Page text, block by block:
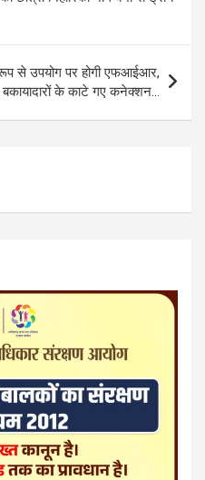
a
m
n
k
से उपयोग पर होगी एफआईआर,
के काटे गए कनेक्शन…